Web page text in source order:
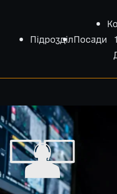
ПідрозділПосади